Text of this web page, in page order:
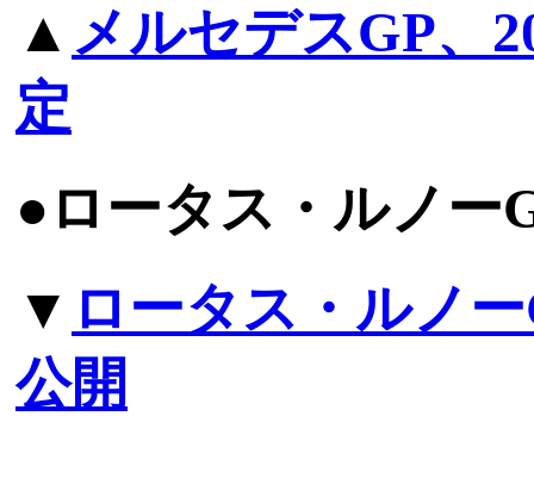
▲ メルセデスGP、
定
●ロータス・ルノー
▼ ロータス・ルノ
公開